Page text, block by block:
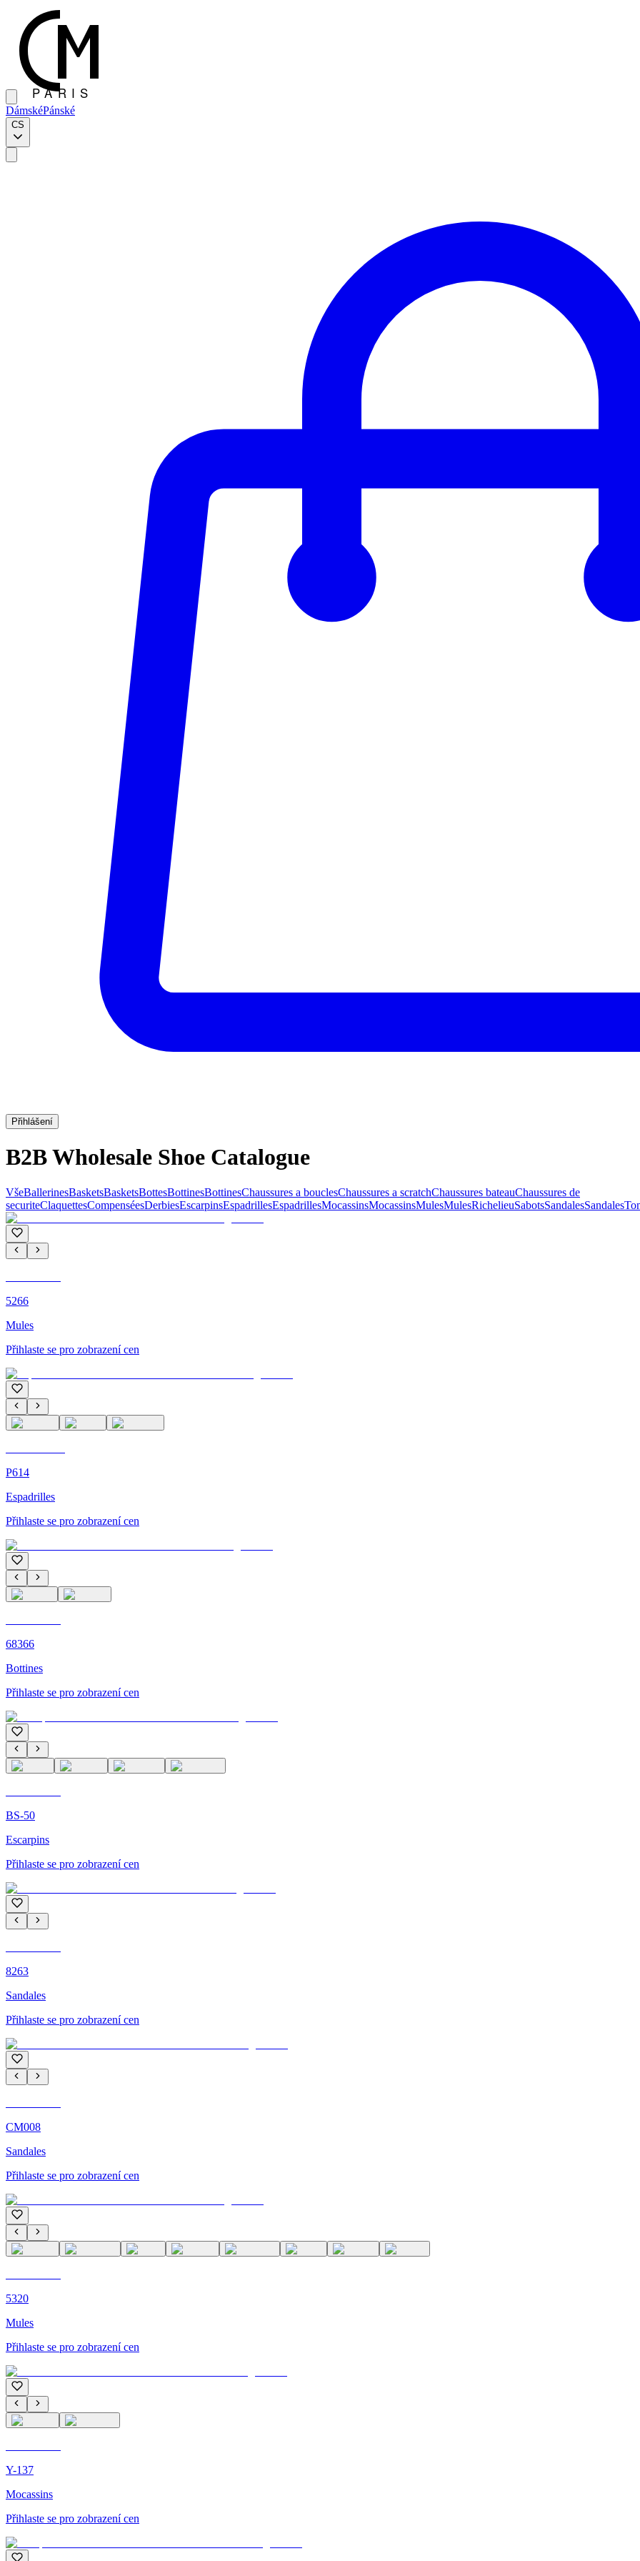
DámskéPánské
CS
Přihlášení
B2B Wholesale Shoe Catalogue
VšeBallerinesBasketsBasketsBottesBottinesBottinesChaussures a bouclesChaussures a scratchChaussures bateauChaussures de
securiteClaquettesCompenséesDerbiesEscarpinsEspadrillesEspadrillesMocassinsMocassinsMulesMulesRichelieuSabotsSandalesSandales
5266
Mules
Přihlaste se pro zobrazení cen
P614
Espadrilles
Přihlaste se pro zobrazení cen
68366
Bottines
Přihlaste se pro zobrazení cen
BS-50
Escarpins
Přihlaste se pro zobrazení cen
8263
Sandales
Přihlaste se pro zobrazení cen
CM008
Sandales
Přihlaste se pro zobrazení cen
5320
Mules
Přihlaste se pro zobrazení cen
Y-137
Mocassins
Přihlaste se pro zobrazení cen